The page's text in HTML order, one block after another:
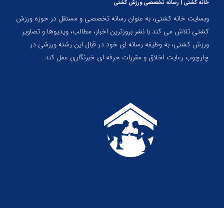
خانه کشتی | رسانه تخصصی ورزش کشتی
وبسایت خانه کشتی، به عنوان رسانه تخصصی و مستقل در حوزه ورزش
کشتی تلاش می کند با نشر بروزترین اخبار، مطالب، ویدیوها و تصاویر
ورزش کشتی، به وظیفه رسانه ای خود در قبال این رشته ورزشی در
چارچوب رعایت اخلاق و مقررات حرفه ای خبرنگاری عمل کند.